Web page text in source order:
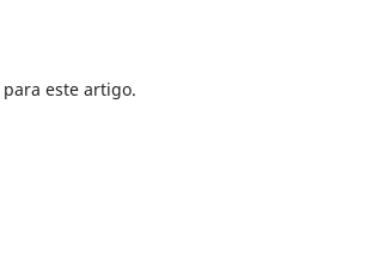
para este artigo.